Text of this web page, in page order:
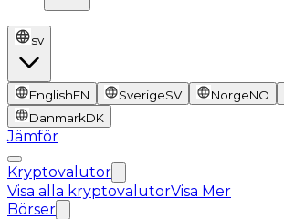
sv
EnglishEN SverigeSV NorgeNO
DanmarkDK
Jämför
Kryptovalutor
Visa alla kryptovalutorVisa Mer
Börser